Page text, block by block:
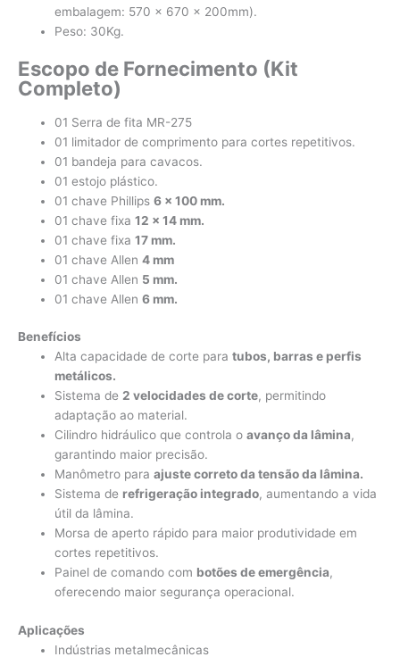
embalagem: 570 x 670 x 200mm).
Peso: 30Kg.
Escopo de Fornecimento (Kit
Completo)
01 Serra de fita MR-275
01 limitador de comprimento para cortes repetitivos.
01 bandeja para cavacos.
01 estojo plástico.
01 chave Phillips6 × 100 mm.
01 chave fixa12 × 14 mm.
01 chave fixa17 mm.
01 chave Allen4 mm
01 chave Allen 5 mm.
01 chave Allen6 mm.
Benefícios
Alta capacidade de corte paratubos, barras e perfis
metálicos.
Sistema de 2 velocidades de corte, permitindo
adaptação ao material.
Cilindro hidráulico que controla oavanço da lâmina,
garantindo maior precisão.
Manômetro paraajuste correto da tensão da lâmina.
Sistema de refrigeração integrado, aumentando a vida
útil da lâmina.
Morsa de aperto rápido para maior produtividade em
cortes repetitivos.
Painel de comando com botões de emergência,
oferecendo maior segurança operacional.
Aplicações
Indústrias metalmecânicas